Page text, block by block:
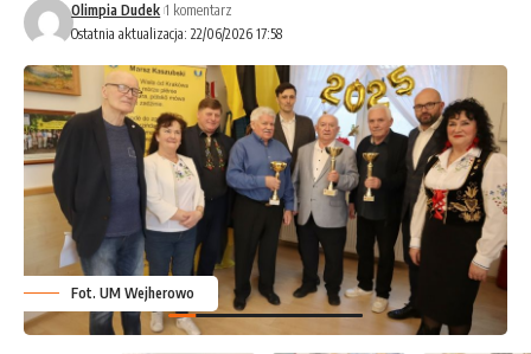
Ostatnia aktualizacja: 22/06/2026 17:58
Olimpia Dudek 1 komentarz
Fot. UM Wejherowo